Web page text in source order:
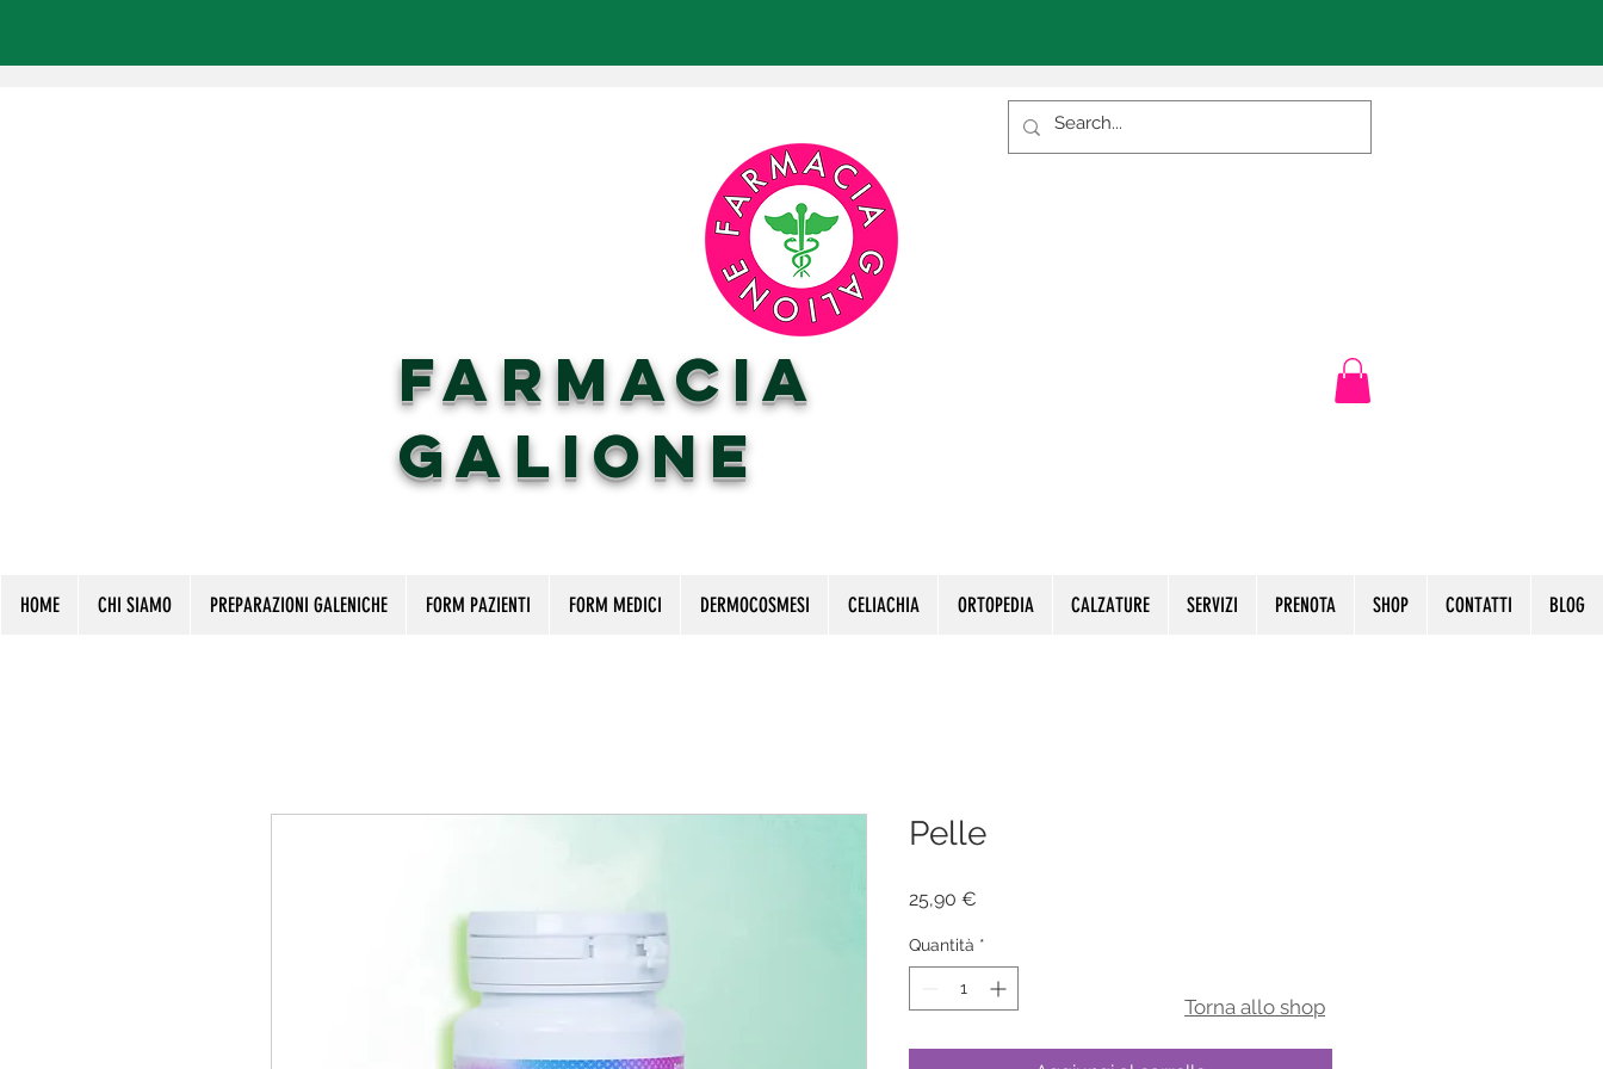
FARMACIA
GALIONE
HOME CHI SIAMO PREPARAZIONI GALENICHE FORM PAZIENTI FORM MEDICI DERMOCOSMESI CELIACHIA ORTOPEDIA CALZATURE SERVIZI PRENOTA SHOP CONTATTI BLOG
Pelle
25,90 €
Quantità *
T​orna allo shop